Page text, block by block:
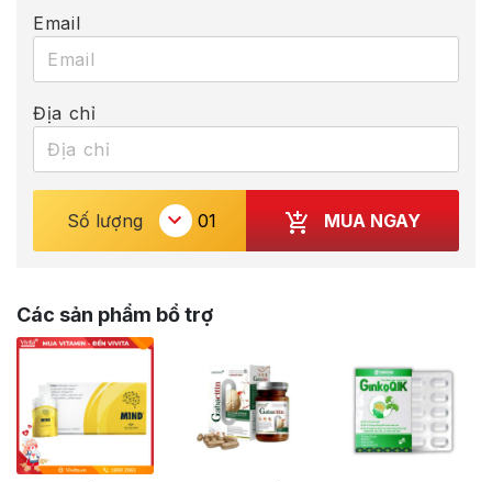
Email
Địa chỉ
Số lượng MUA NGAY
Các sản phẩm bổ trợ